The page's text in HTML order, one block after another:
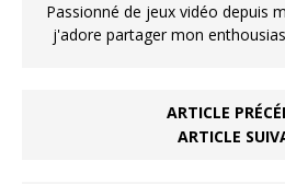
Passionné de jeux vidéo depuis
j'adore partager mon
ARTICLE
ARTICLE